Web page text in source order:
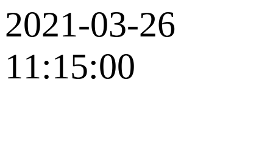
2021-03-26
11:15:00